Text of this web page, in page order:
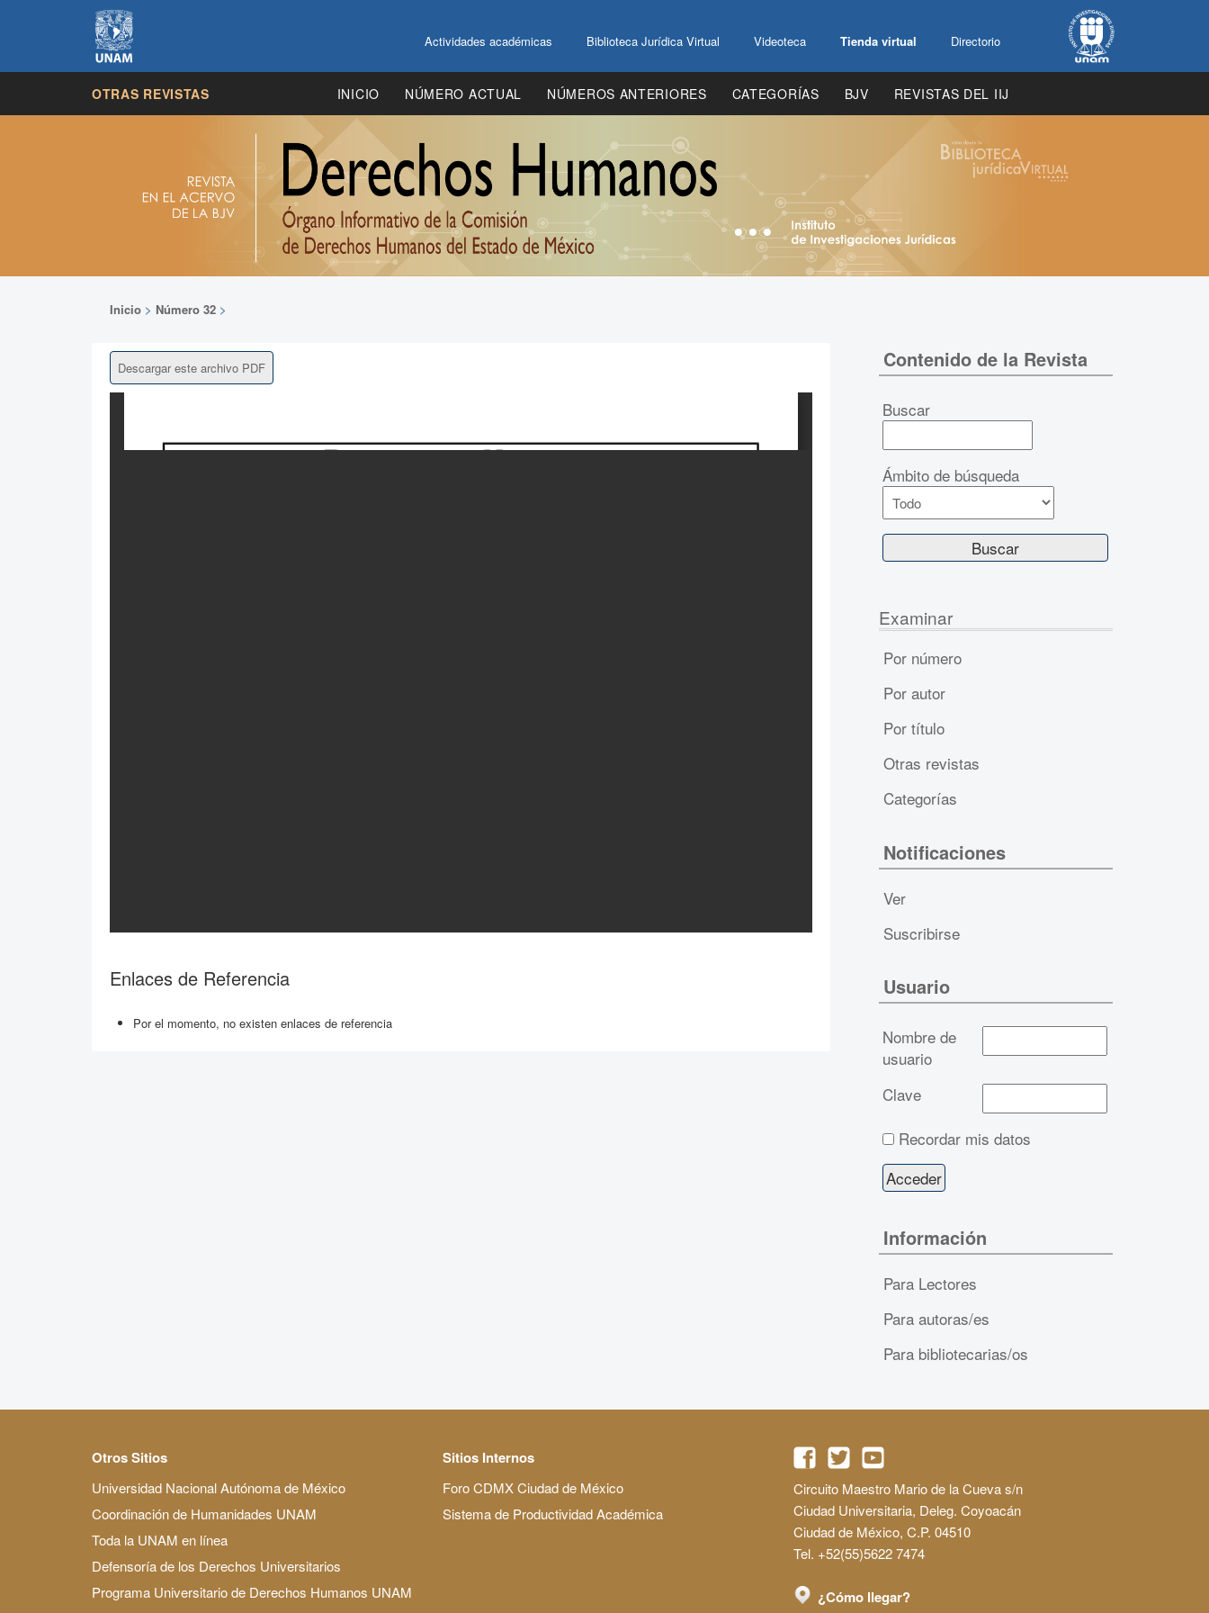
Actividades académicas Biblioteca Jurídica Virtual Videoteca Tienda virtual Directorio
OTRAS REVISTAS INICIO NÚMERO ACTUAL NÚMEROS ANTERIORES CATEGORÍAS BJV REVISTAS DEL IIJ
Inicio > Número 32 >
Descargar este archivo PDF
Enlaces de Referencia
Por el momento, no existen enlaces de referencia
Contenido de la Revista
Buscar
Ámbito de búsqueda
Examinar
Por número
Por autor
Por título
Otras revistas
Categorías
Notificaciones
Ver
Suscribirse
Usuario
Nombre de
usuario
Clave
Recordar mis datos
Información
Para Lectores
Para autoras/es
Para bibliotecarias/os
Otros Sitios
Universidad Nacional Autónoma de México
Coordinación de Humanidades UNAM
Toda la UNAM en línea
Defensoría de los Derechos Universitarios
Programa Universitario de Derechos Humanos UNAM
Sitios Internos
Foro CDMX Ciudad de México
Sistema de Productividad Académica
Circuito Maestro Mario de la Cueva s/n
Ciudad Universitaria, Deleg. Coyoacán
Ciudad de México, C.P. 04510
Tel. +52(55)5622 7474
¿Cómo llegar?